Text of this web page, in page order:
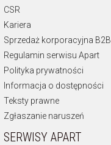
CSR
Kariera
Sprzedaż korporacyjna B2B
Regulamin serwisu Apart
Polityka prywatności
Informacja o dostępności
Teksty prawne
Zgłaszanie naruszeń
SERWISY APART